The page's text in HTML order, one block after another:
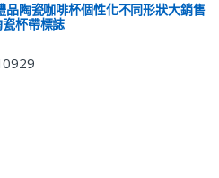
品陶瓷咖啡杯個性化不同形狀大銷售
杯帶標誌